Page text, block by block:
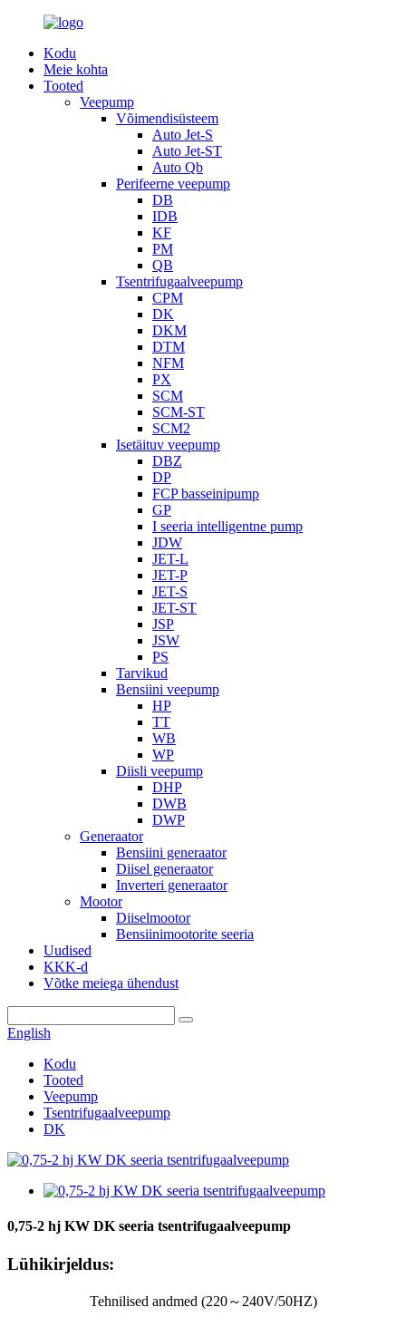
Kodu
Meie kohta
Tooted
Veepump
Võimendisüsteem
Auto Jet-S
Auto Jet-ST
Auto Qb
Perifeerne veepump
DB
IDB
KF
PM
QB
Tsentrifugaalveepump
CPM
DK
DKM
DTM
NFM
PX
SCM
SCM-ST
SCM2
Isetäituv veepump
DBZ
DP
FCP basseinipump
GP
I seeria intelligentne pump
JDW
JET-L
JET-P
JET-S
JET-ST
JSP
JSW
PS
Tarvikud
Bensiini veepump
HP
TT
WB
WP
Diisli veepump
DHP
DWB
DWP
Generaator
Bensiini generaator
Diisel generaator
Inverteri generaator
Mootor
Diiselmootor
Bensiinimootorite seeria
Uudised
KKK-d
Võtke meiega ühendust
English
Kodu
Tooted
Veepump
Tsentrifugaalveepump
DK
0,75-2 hj KW DK seeria tsentrifugaalveepump
Lühikirjeldus:
Tehnilised andmed (220～240V/50HZ)